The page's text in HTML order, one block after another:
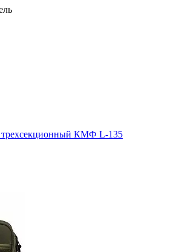
трехсекционный КМФ L-135